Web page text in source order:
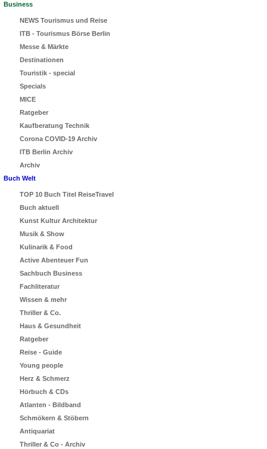
Business
NEWS Tourismus und Reise
ITB - Tourismus Börse Berlin
Messe & Märkte
Destinationen
Touristik - special
Specials
MICE
Ratgeber
Kaufberatung Technik
Corona COVID-19 Archiv
ITB Berlin Archiv
Archiv
Buch Welt
TOP 10 Buch Titel ReiseTravel
Buch aktuell
Kunst Kultur Architektur
Musik & Show
Kulinarik & Food
Active Abenteuer Fun
Sachbuch Business
Fachliteratur
Wissen & mehr
Thriller & Co.
Haus & Gesundheit
Ratgeber
Reise - Guide
Young people
Herz & Schmerz
Hörbuch & CDs
Atlanten - Bildband
Schmökern & Stöbern
Antiquariat
Thriller & Co - Archiv